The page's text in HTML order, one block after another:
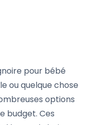
pour bébé
ou quelque chose
options
budget. Ces